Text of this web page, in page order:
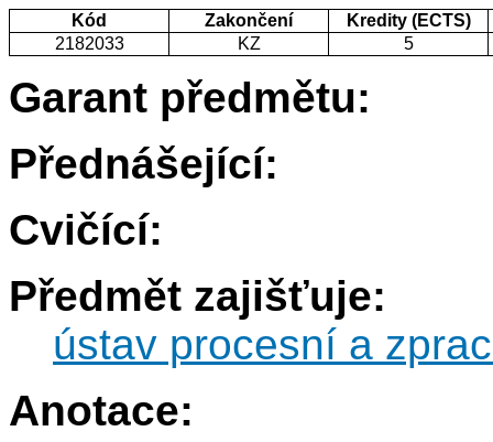
Kód Zakončení
Kredity (ECTS)
2182033
KZ 5
Garant předmětu:
Přednášející:
Cvičící:
Předmět zajišťuje:
ústav procesní a
Anotace: